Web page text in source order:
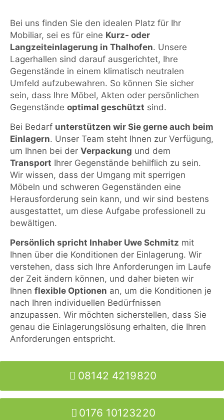
Bei uns finden Sie den idealen Platz für Ihr
Mobiliar, sei es für eine Kurz- oder
Langzeiteinlagerung in Thalhofen. Unsere
Lagerhallen sind darauf ausgerichtet, Ihre
Gegenstände in einem klimatisch neutralen
Umfeld aufzubewahren. So können Sie sicher
sein, dass Ihre Möbel, Akten oder persönlichen
Gegenstände optimal geschützt sind.
Bei Bedarf unterstützen wir Sie gerne auch beim
Einlagern. Unser Team steht Ihnen zur Verfügung,
um Ihnen bei der Verpackung und dem
Transport Ihrer Gegenstände behilflich zu sein.
Wir wissen, dass der Umgang mit sperrigen
Möbeln und schweren Gegenständen eine
Herausforderung sein kann, und wir sind bestens
ausgestattet, um diese Aufgabe professionell zu
bewältigen.
Persönlich spricht Inhaber Uwe Schmitz mit
Ihnen über die Konditionen der Einlagerung. Wir
verstehen, dass sich Ihre Anforderungen im Laufe
der Zeit ändern können, und daher bieten wir
Ihnen flexible Optionen an, um die Konditionen je
nach Ihren individuellen Bedürfnissen
anzupassen. Wir möchten sicherstellen, dass Sie
genau die Einlagerungslösung erhalten, die Ihren
Anforderungen entspricht.
08142 4219820
0176 10123220